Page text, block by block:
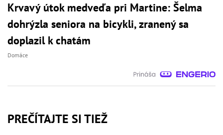
Krvavý útok medveďa pri Martine: Šelma
dohrýzla seniora na bicykli, zranený sa
doplazil k chatám
Domáce
PREČÍTAJTE SI TIEŽ